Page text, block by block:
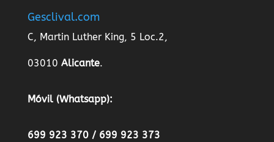
Gesclival.com
C, Martin Luther King, 5 Loc.2,
03010 Alicante.
Móvil (Whatsapp):
699 923 370 / 699 923 373